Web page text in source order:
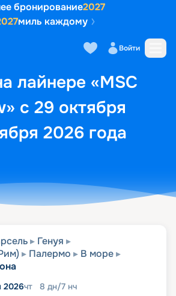
бронирование2027
миль каждому
Войти
лайнере «MSC
с 29 октября
2026 года
Выбор кают Маршрут и
Генуя
Палермо
В море
2026чт 8 дн/7 нч